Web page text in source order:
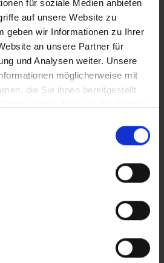
für soziale Medien anbieten
auf unsere Website zu
geben wir Informationen zu Ihrer
an unsere Partner für
und Analysen weiter. Unsere
möglicherweise mit
die Sie ihnen bereitgestellt